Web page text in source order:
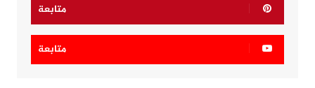
متابعة
متابعة